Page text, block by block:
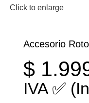
Click to enlarge
Accesorio
$
IVA ✅